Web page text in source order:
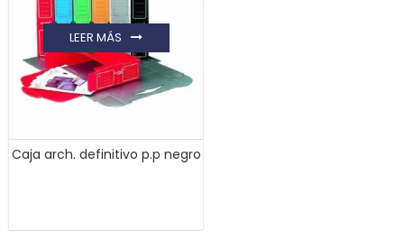
Caja arch. definitivo p.p negro
LEER MÁS